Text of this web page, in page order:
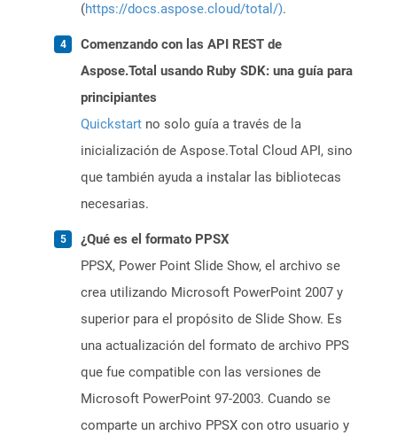
(https://docs.aspose.cloud/total/).
Comenzando con las API REST de
Aspose.Total usando Ruby SDK: una guía para
principiantes
Quickstart no solo guía a través de la
inicialización de Aspose.Total Cloud API, sino
que también ayuda a instalar las bibliotecas
necesarias.
¿Qué es el formato PPSX
PPSX, Power Point Slide Show, el archivo se
crea utilizando Microsoft PowerPoint 2007 y
superior para el propósito de Slide Show. Es
una actualización del formato de archivo PPS
que fue compatible con las versiones de
Microsoft PowerPoint 97-2003. Cuando se
comparte un archivo PPSX con otro usuario y